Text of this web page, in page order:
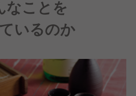
なことを
いるのか